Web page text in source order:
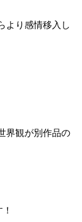
り感情移入し
界観が別作品の